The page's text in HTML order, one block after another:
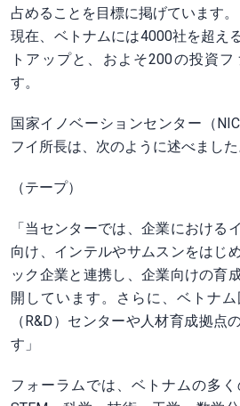
占めることを目標に掲げています。
現在、ベトナムには4000社を超え
トアップと、およそ200の投資
す。
国家イノベーションセンター（
フイ所長は、次のように述べました
（テープ）
「当センターでは、企業における
向け、インテルやサムスンをはじ
ック企業と連携し、企業向けの育
開しています。さらに、ベトナ
（R&D）センターや人材育成拠点
す」
フォーラムでは、ベトナムの多く